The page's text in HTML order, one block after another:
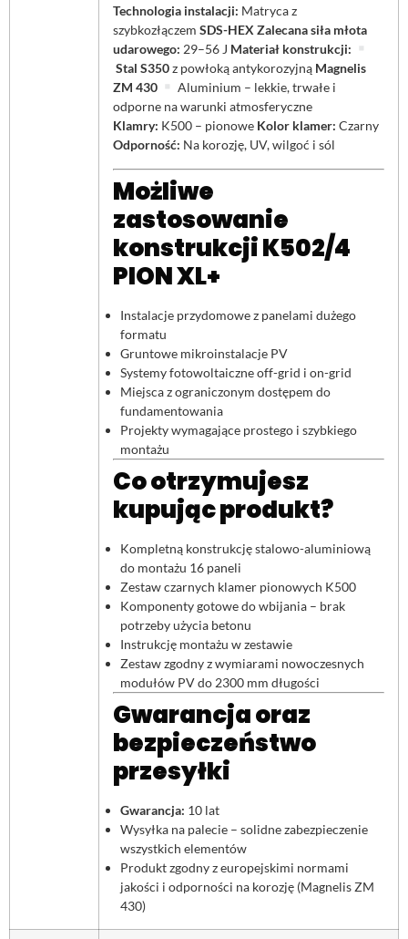
Technologia instalacji: Matryca z
szybkozłączem SDS-HEX Zalecana siła młota
udarowego: 29–56 J Materiał konstrukcji:
Stal S350z powłoką antykorozyjną Magnelis
ZM 430
Aluminium – lekkie, trwałe i
odporne na warunki atmosferyczne
Klamry: K500 – pionowe Kolor klamer: Czarny
Odporność: Na korozję, UV, wilgoć i sól
Możliwe
zastosowanie
konstrukcji K502/4
PION XL+
Instalacje przydomowe z panelami dużego
formatu
Gruntowe mikroinstalacje PV
Systemy fotowoltaiczne off-grid i on-grid
Miejsca z ograniczonym dostępem do
fundamentowania
Projekty wymagające prostego i szybkiego
montażu
Co otrzymujesz
kupując produkt?
Kompletną konstrukcję stalowo-aluminiową
do montażu 16 paneli
Zestaw czarnych klamer pionowych K500
Komponenty gotowe do wbijania – brak
potrzeby użycia betonu
Instrukcję montażu w zestawie
Zestaw zgodny z wymiarami nowoczesnych
modułów PV do 2300 mm długości
Gwarancja oraz
bezpieczeństwo
przesyłki
Gwarancja: 10 lat
Wysyłka na palecie – solidne zabezpieczenie
wszystkich elementów
Produkt zgodny z europejskimi normami
jakości i odporności na korozję (Magnelis ZM
430)